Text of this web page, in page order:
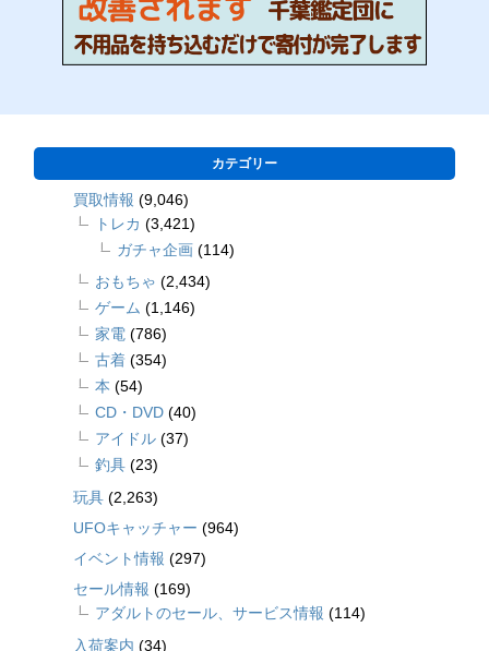
カテゴリー
買取情報 (9,046)
トレカ (3,421)
ガチャ企画 (114)
おもちゃ (2,434)
ゲーム (1,146)
家電 (786)
古着 (354)
本 (54)
CD・DVD (40)
アイドル (37)
釣具 (23)
玩具 (2,263)
UFOキャッチャー (964)
イベント情報 (297)
セール情報 (169)
アダルトのセール、サービス情報 (114)
入荷案内 (34)